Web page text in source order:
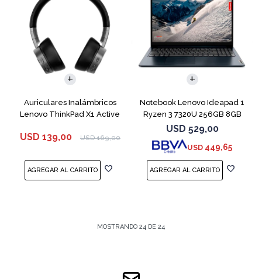
Auriculares Inalámbricos
Lenovo ThinkPad X1 Active
USD 139,00 USD 169,00
Notebook Lenovo Ideapad 1
Ryzen 3 7320U 256GB 8GB
Blue 15.6"
USD 529,00
USD 449,65
MOSTRANDO 24 DE 24